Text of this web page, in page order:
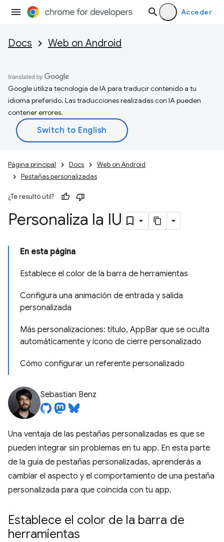
Acceder
Docs Web on Android
Google utiliza tecnología de IA para traducir contenido a tu
idioma preferido. Las traducciones realizadas con IA pueden
contener errores.
Página principal Docs
Web on Android
Pestañas personalizadas
¿Te resultó útil?
Personaliza la IU
En esta página
Establece el color de la barra de herramientas
Configura una animación de entrada y salida
personalizada
Más personalizaciones: título, AppBar que se oculta
automáticamente y ícono de cierre personalizado
Cómo configurar un referente personalizado
Sebastian Benz
Una ventaja de las pestañas personalizadas es que se
pueden integrar sin problemas en tu app. En esta parte
de la guía de pestañas personalizadas, aprenderás a
cambiar el aspecto y el comportamiento de una pestaña
personalizada para que coincida con tu app.
Establece el color de la barra de
herramientas